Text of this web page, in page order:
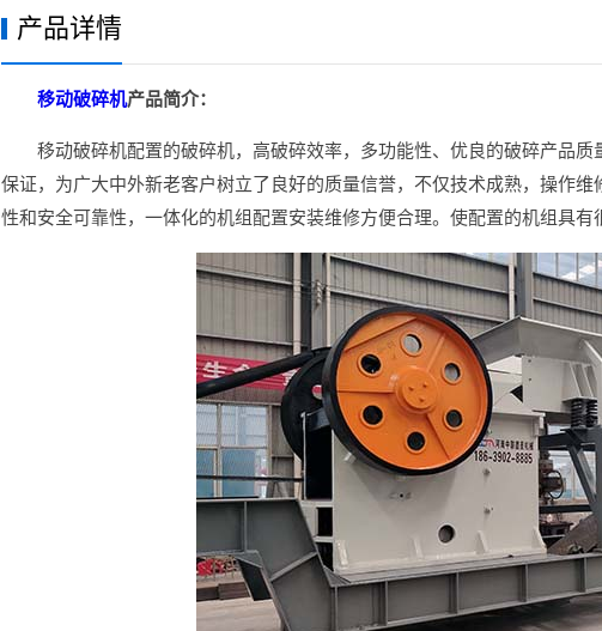
产品详情
移动破碎机产品简介：
移动破碎机配置的破碎机，高破碎效率，多功能性、优良的破碎产品
保证，为广大中外新老客户树立了良好的质量信誉，不仅技术成熟，操作
性和安全可靠性，一体化的机组配置安装维修方便合理。使配置的机组具有